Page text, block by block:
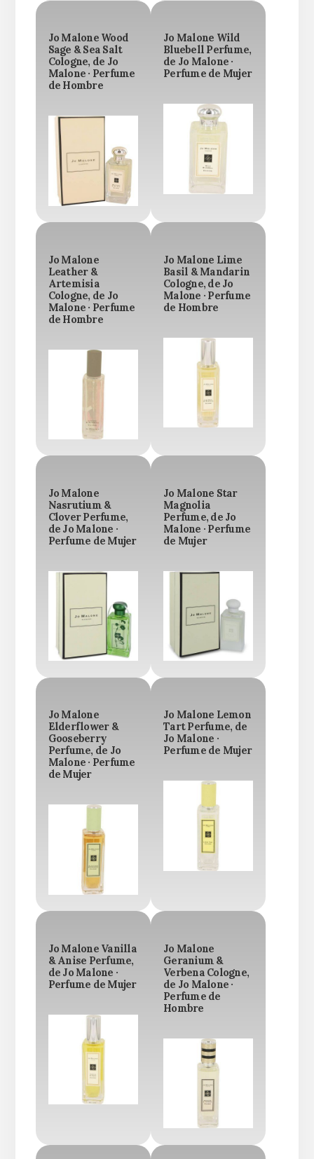
Jo Malone Wood
Sage & Sea Salt
Cologne, de Jo
Malone · Perfume
de Hombre
Jo Malone Wild
Bluebell Perfume,
de Jo Malone ·
Perfume de Mujer
Jo Malone
Leather &
Artemisia
Cologne, de Jo
Malone · Perfume
de Hombre
Jo Malone Lime
Basil & Mandarin
Cologne, de Jo
Malone · Perfume
de Hombre
Jo Malone
Nasrutium &
Clover Perfume,
de Jo Malone ·
Perfume de Mujer
Jo Malone Star
Magnolia
Perfume, de Jo
Malone · Perfume
de Mujer
Jo Malone
Elderflower &
Gooseberry
Perfume, de Jo
Malone · Perfume
de Mujer
Jo Malone Lemon
Tart Perfume, de
Jo Malone ·
Perfume de Mujer
Jo Malone Vanilla
& Anise Perfume,
de Jo Malone ·
Perfume de Mujer
Jo Malone
Geranium &
Verbena Cologne,
de Jo Malone ·
Perfume de
Hombre